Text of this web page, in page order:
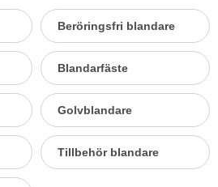
Beröringsfri blandare
Blandarfäste
Golvblandare
Tillbehör blandare